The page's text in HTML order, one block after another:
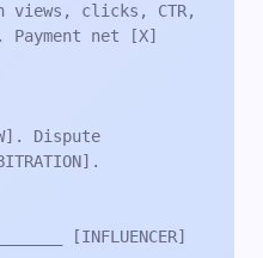
views, clicks, CTR,
net [X]
Dispute
[INFLUENCER]